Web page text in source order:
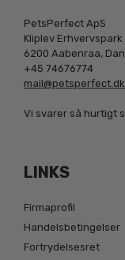
PetsPerfect ApS
Kliplev Erhvervspark
6200 Aabenraa,
+45 74676774
mail@petsperfect.dk
Vi svarer så hurtigt
LINKS
Firmaprofil
Handelsbetingelser
Fortrydelsesret